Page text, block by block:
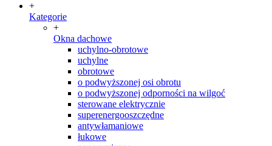
+
Kategorie
+
Okna dachowe
uchylno-obrotowe
uchylne
obrotowe
o podwyższonej osi obrotu
o podwyższonej odporności na wilgoć
sterowane elektrycznie
superenergooszczędne
antywłamaniowe
łukowe